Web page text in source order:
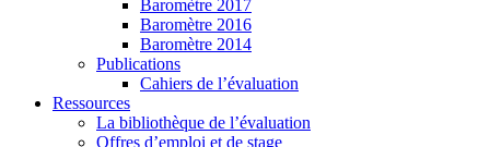
Baromètre 2017
Baromètre 2016
Baromètre 2014
Publications
Cahiers de l’évaluation
Ressources
La bibliothèque de l’évaluation
Offres d’emploi et de stage